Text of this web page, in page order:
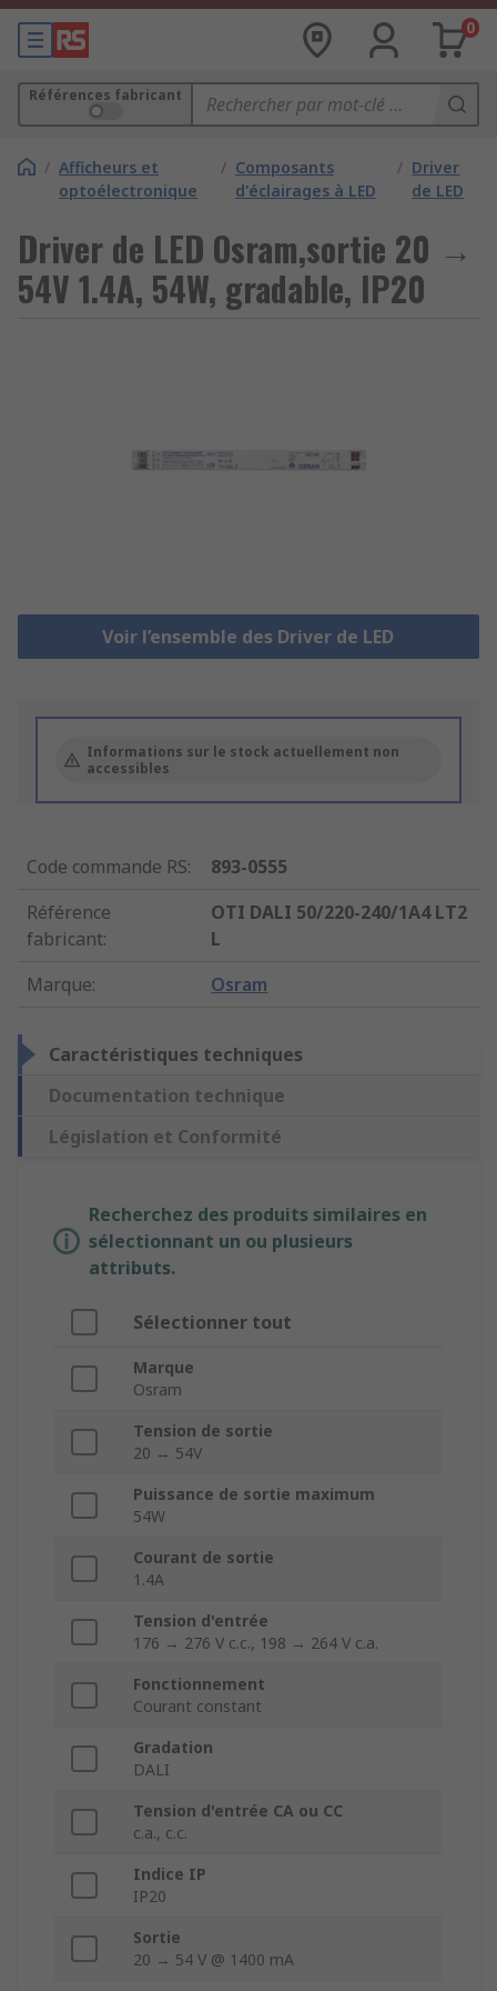
0
Références fabricant
/ Afficheurs et
optoélectronique
/ Composants
d'éclairages à LED
/ Driver
de LED
Driver de LED Osram,sortie 20 →
54V 1.4A, 54W, gradable, IP20
Voir l’ensemble des Driver de LED
Informations sur le stock actuellement non
accessibles
Code commande RS:
893-0555
Référence
fabricant:
OTI DALI 50/220-240/1A4 LT2
L
Marque: Osram
Caractéristiques techniques
Documentation technique
Législation et Conformité
Recherchez des produits similaires en
sélectionnant un ou plusieurs
attributs.
Sélectionner tout
Marque
Osram
Tension de sortie
20 → 54V
Puissance de sortie maximum
54W
Courant de sortie
1.4A
Tension d'entrée
176 → 276 V c.c., 198 → 264 V c.a.
Fonctionnement
Courant constant
Gradation
DALI
Tension d'entrée CA ou CC
c.a., c.c.
Indice IP
IP20
Sortie
20 → 54 V @ 1400 mA